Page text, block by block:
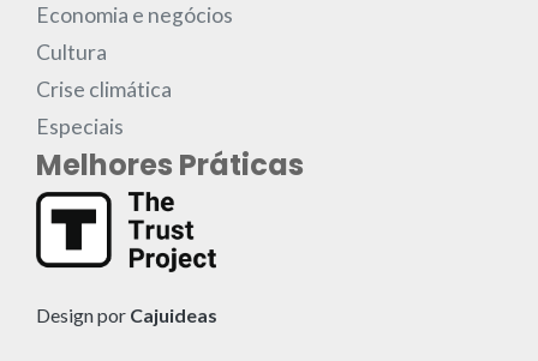
Economia e negócios
Cultura
Crise climática
Especiais
Melhores Práticas
Design por Cajuideas